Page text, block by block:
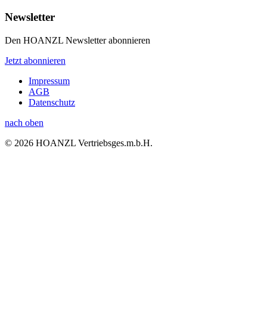
Newsletter
Den HOANZL Newsletter abonnieren
Jetzt abonnieren
Impressum
AGB
Datenschutz
nach oben
© 2026 HOANZL Vertriebsges.m.b.H.